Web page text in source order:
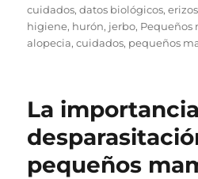
cuidados,datos biológicos,erizos
higiene, hurón, jerbo, Pequeños
alopecia,cuidados, pequeños
La
pequeños